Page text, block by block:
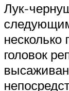
Лук-
головок